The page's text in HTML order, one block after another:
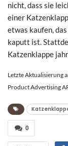
nicht, dass sie
einer
etwas kaufen,
kaputt ist.
Katzenklappe
Letzte Aktualisierung
Product Advertising
0